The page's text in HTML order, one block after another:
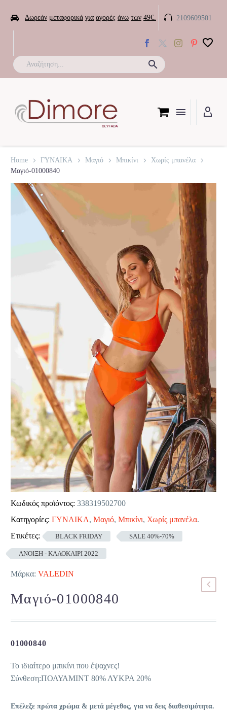
 Δωρεάν μεταφορικά για αγορές άνω των 49€. 
 2109609501
Home ΓΥΝΑΙΚΑ Μαγιό Μπικίνι
Χωρίς μπανέλα
Μαγιό-01000840
Κωδικός προϊόντος: 338319502700
Κατηγορίες: ΓΥΝΑΙΚΑ, Μαγιό, Μπικίνι, Χωρίς μπανέλα.
Ετικέτες:
BLACK FRIDAY SALE 40%-70%
ΑΝΟΙΞΗ - ΚΑΛΟΚΑΙΡΙ 2022
Μάρκα: VALEDIN
Μαγιό-01000840
01000840
Το ιδιαίτερο μπικίνι που έψαχνες!
Σύνθεση:ΠΟΛΥΑΜΙΝΤ 80% ΛΥΚΡΑ 20%
Επέλεξε πρώτα χρώμα & μετά μέγεθος, για να δεις διαθεσιμότητα.